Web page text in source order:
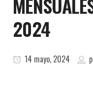
2024
14 mayo, 2024